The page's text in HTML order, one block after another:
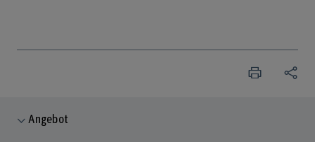
Angebot